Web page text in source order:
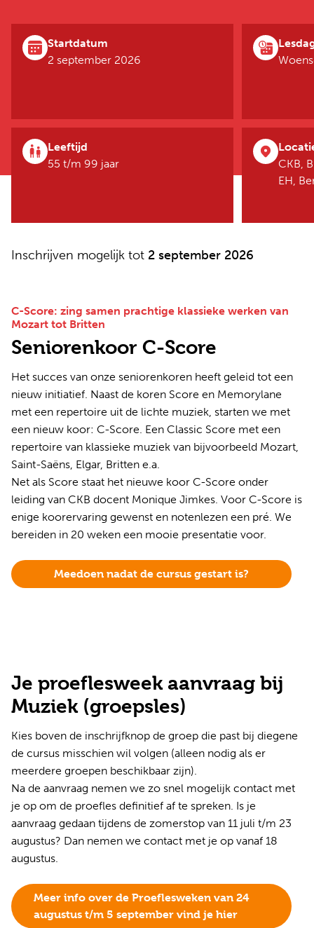
Startdatum
2 september 2026
Leeftijd
55 t/m 99 jaar
CKB,
EH,
Inschrijven mogelijk tot 2 september 2026
C-Score: zing samen prachtige klassieke werken van
Mozart tot Britten
Seniorenkoor C-Score
Het succes van onze seniorenkoren heeft geleid tot een
nieuw initiatief. Naast de koren Score en Memorylane
met een repertoire uit de lichte muziek, starten we met
een nieuw koor: C-Score. Een Classic Score met een
repertoire van klassieke muziek van bijvoorbeeld Mozart,
Saint-Saëns, Elgar, Britten e.a.
Net als Score staat het nieuwe koor C-Score onder
leiding van CKB docent Monique Jimkes. Voor C-Score is
enige koorervaring gewenst en notenlezen een pré. We
bereiden in 20 weken een mooie presentatie voor.
Meedoen nadat de cursus gestart is?
Je proeflesweek aanvraag bij
Muziek (groepsles)
Kies boven de inschrijfknop de groep die past bij diegene
de cursus misschien wil volgen (alleen nodig als er
meerdere groepen beschikbaar zijn).
Na de aanvraag nemen we zo snel mogelijk contact met
je op om de proefles definitief af te spreken. Is je
aanvraag gedaan tijdens de zomerstop van 11 juli t/m 23
augustus? Dan nemen we contact met je op vanaf 18
augustus.
Meer info over de Proeflesweken van 24
augustus t/m 5 september vind je hier